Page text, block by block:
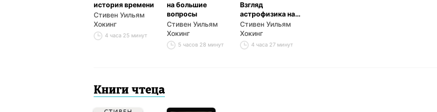
история времени
Стивен Уильям
Хокинг
4 часа 25 минут
на большие
вопросы
Стивен Уильям
Хокинг
5 часов 28 минут
Взгляд
астрофизика на
сотворение мира
Стивен Уильям
Хокинг
4 часа 27 минут
Книги чтеца